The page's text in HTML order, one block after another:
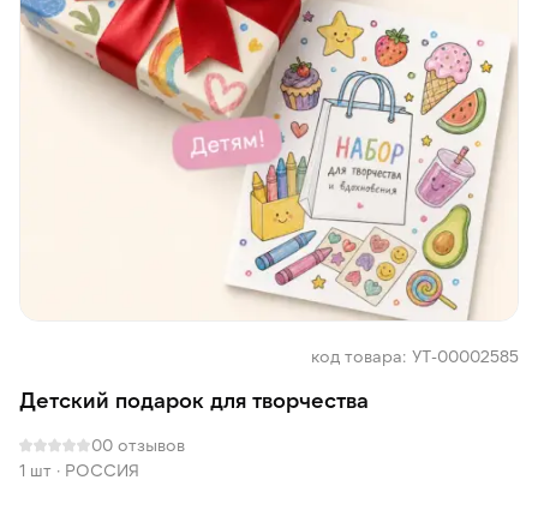
код товара: УТ-00002585
Детский подарок для творчества
00 отзывов
1 шт · РОССИЯ